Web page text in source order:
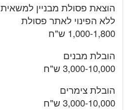
הוצאת פסולת מבניין למשאית
ללא הפינוי לאתר פסולת
1,000-1,800 ש"ח
הובלת מבנים
3,000-10,000 ש"ח
הובלת צימרים
3,000-10,000 ש"ח